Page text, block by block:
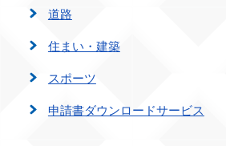
道路
住まい・建築
スポーツ
申請書ダウンロードサービス